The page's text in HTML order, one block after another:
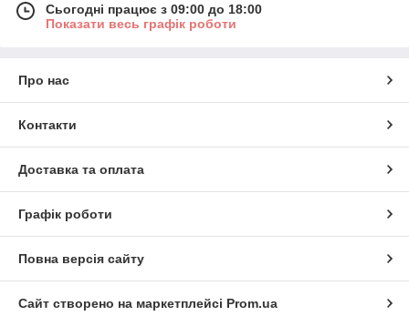
Сьогодні працює з 09:00 до 18:00
Показати весь графік роботи
Про нас
Контакти
Доставка та оплата
Графік роботи
Повна версія сайту
Сайт створено на маркетплейсі Prom.ua